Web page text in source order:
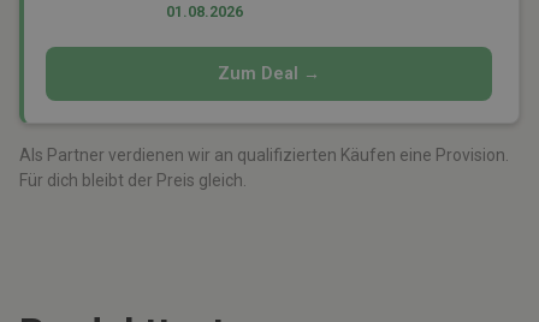
01.08.2026
Zum Deal →
Als Partner verdienen wir an qualifizierten Käufen eine Provision.
Für dich bleibt der Preis gleich.